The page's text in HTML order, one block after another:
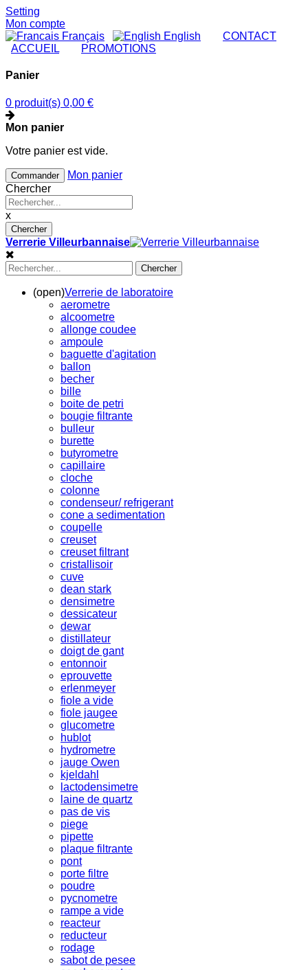
Setting
Mon compte
Français
English CONTACT
ACCUEIL
PROMOTIONS
Panier
0 produit(s) 0,00 €
Mon panier
Votre panier est vide.
Commander
Mon panier
Chercher
x
Chercher
Verrerie Villeurbannaise
Chercher
(open)Verrerie de laboratoire
aerometre
alcoometre
allonge coudee
ampoule
baguette d'agitation
ballon
becher
bille
boite de petri
bougie filtrante
bulleur
burette
butyrometre
capillaire
cloche
colonne
condenseur/ refrigerant
cone a sedimentation
coupelle
creuset
creuset filtrant
cristallisoir
cuve
dean stark
densimetre
dessicateur
dewar
distillateur
doigt de gant
entonnoir
eprouvette
erlenmeyer
fiole a vide
fiole jaugee
glucometre
hublot
hydrometre
jauge Owen
kjeldahl
lactodensimetre
laine de quartz
pas de vis
piege
pipette
plaque filtrante
pont
porte filtre
poudre
pycnometre
rampe a vide
reacteur
reducteur
rodage
sabot de pesee